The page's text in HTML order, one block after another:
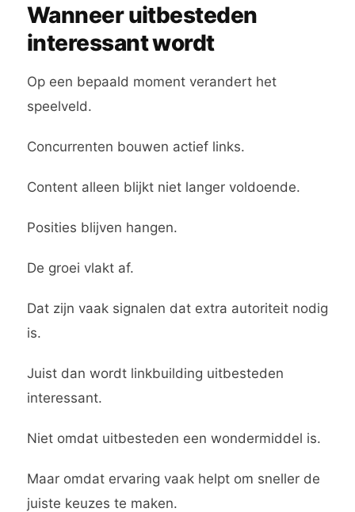
Wanneer uitbesteden
interessant wordt
Op een bepaald moment verandert het
speelveld.
Concurrenten bouwen actief links.
Content alleen blijkt niet langer voldoende.
Posities blijven hangen.
De groei vlakt af.
Dat zijn vaak signalen dat extra autoriteit nodig
is.
Juist dan wordt linkbuilding uitbesteden
interessant.
Niet omdat uitbesteden een wondermiddel is.
Maar omdat ervaring vaak helpt om sneller de
juiste keuzes te maken.